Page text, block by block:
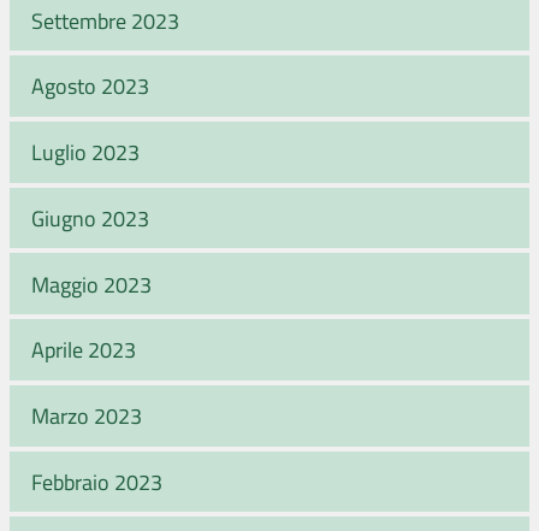
Settembre 2023
Agosto 2023
Luglio 2023
Giugno 2023
Maggio 2023
Aprile 2023
Marzo 2023
Febbraio 2023